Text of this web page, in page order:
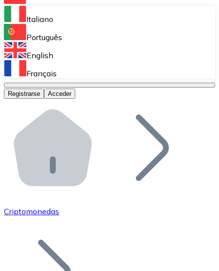
Bitnovo Ramp
Integra nuestra solución en tu plataforma.
Bitnovo Giftcards
Bitnovo OTC
Bitnovo ATM
Integra un ATM Bitnovo en tu negocio y permite que
Bitnovo API
Integra nuestra API en tu ecosistema.
Únete a nuestra red de distribuidores.
Añade tu proyecto a nuestro ecosistema.
Italiano
Português
English
Français
Registrarse Acceder
Criptomonedas